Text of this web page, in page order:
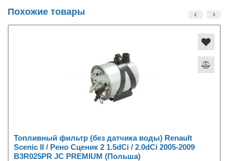
Похожие товары
Топливный фильтр (без датчика воды) Renault
Scenic II / Рено Сценик 2 1.5dCi / 2.0dCi 2005-2009
B3R025PR JC PREMIUM (Польша)